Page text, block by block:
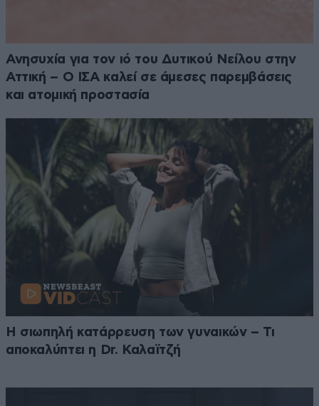
Ανησυχία για τον ιό του Δυτικού Νείλου στην
Αττική – Ο ΙΣΑ καλεί σε άμεσες παρεμβάσεις
και ατομική προστασία
Η σιωπηλή κατάρρευση των γυναικών – Τι
αποκαλύπτει η Dr. Καλαϊτζή